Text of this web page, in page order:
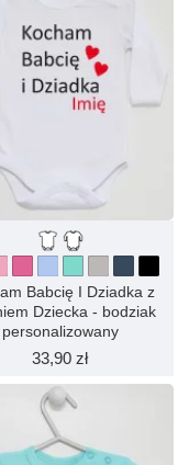
Babcię I Dziadka z
Dziecka - bodziak
personalizowany
33,90 zł